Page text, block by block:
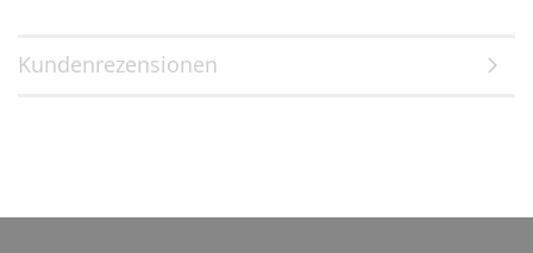
Kundenrezensionen